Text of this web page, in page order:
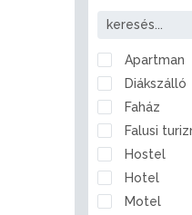
Aldebrő
Algyő
Alsóberecki
Alsóbogát
Alsónémedi
Apartman
Diákszálló
Faház
Falusi
Hostel
Hotel
Motel